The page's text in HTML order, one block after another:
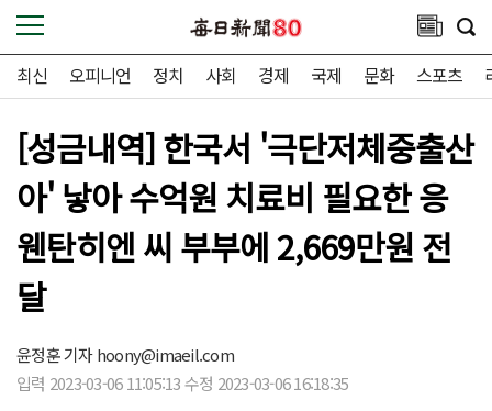
최신 오피니언 정치 사회 경제 국제 문화 스포츠
[성금내역] 한국서 '극단저체중출산
아' 낳아 수억원 치료비 필요한 응
웬탄히엔 씨 부부에 2,669만원 전
달
윤정훈 기자hoony@imaeil.com
입력 2023-03-06 11:05:13 수정 2023-03-06 16:18:35